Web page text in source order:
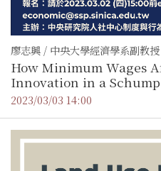
廖志興 / 中央大學經濟學系副教授
How Minimum Wages
Innovation in a
2023/03/03 14:00